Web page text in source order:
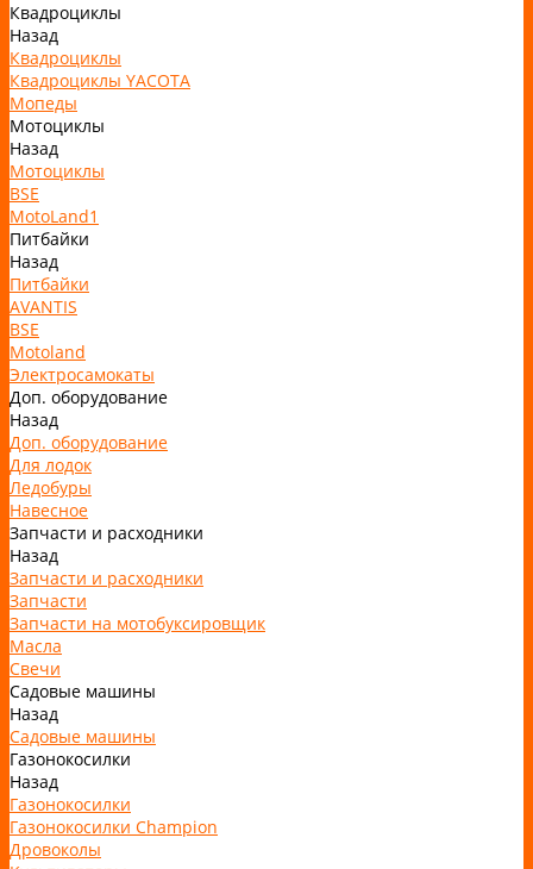
Квадроциклы
Назад
Квадроциклы
Квадроциклы YACOTA
Мопеды
Мотоциклы
Назад
Мотоциклы
BSE
MotoLand1
Питбайки
Назад
Питбайки
AVANTIS
BSE
Motoland
Электросамокаты
Доп. оборудование
Назад
Доп. оборудование
Для лодок
Ледобуры
Навесное
Запчасти и расходники
Назад
Запчасти и расходники
Запчасти
Запчасти на мотобуксировщик
Масла
Свечи
Садовые машины
Назад
Садовые машины
Газонокосилки
Назад
Газонокосилки
Газонокосилки Champion
Дровоколы